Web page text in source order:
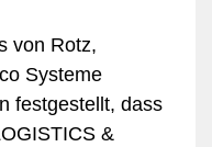
von Rotz,
Systeme
festgestellt, dass
&